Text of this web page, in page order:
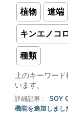
植物 道端
キンエノコ
種類
上のキーワー
います。
詳細記事 :
SOY
機能を追加しまし